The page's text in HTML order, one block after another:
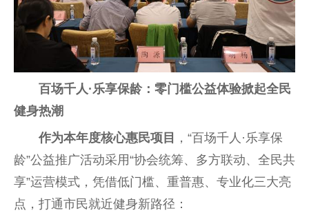
百场千人·乐享保龄：零门槛公益体验掀起全民
健身热潮
作为本年度核心惠民项目
，“百场千人·乐享保
龄”公益推广活动采用“协会统筹、多方联动、全民共
享”运营模式，凭借低门槛、重普惠、专业化三大亮
点，打通市民就近健身新路径：